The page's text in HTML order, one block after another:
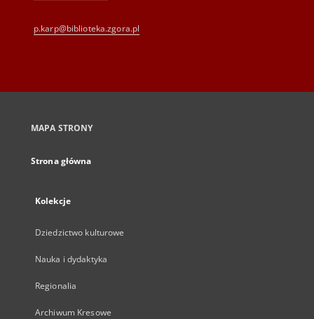
p.karp@biblioteka.zgora.pl
MAPA STRONY
Strona główna
Kolekcje
Dziedzictwo kulturowe
Nauka i dydaktyka
Regionalia
Archiwum Kresowe